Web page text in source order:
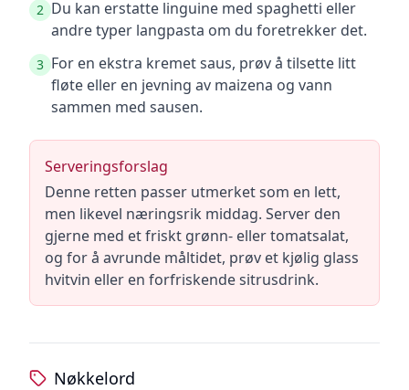
2 Du kan erstatte linguine med spaghetti eller
andre typer langpasta om du foretrekker det.
3 For en ekstra kremet saus, prøv å tilsette litt
fløte eller en jevning av maizena og vann
sammen med sausen.
Serveringsforslag
Denne retten passer utmerket som en lett,
men likevel næringsrik middag. Server den
gjerne med et friskt grønn- eller tomatsalat,
og for å avrunde måltidet, prøv et kjølig glass
hvitvin eller en forfriskende sitrusdrink.
Nøkkelord